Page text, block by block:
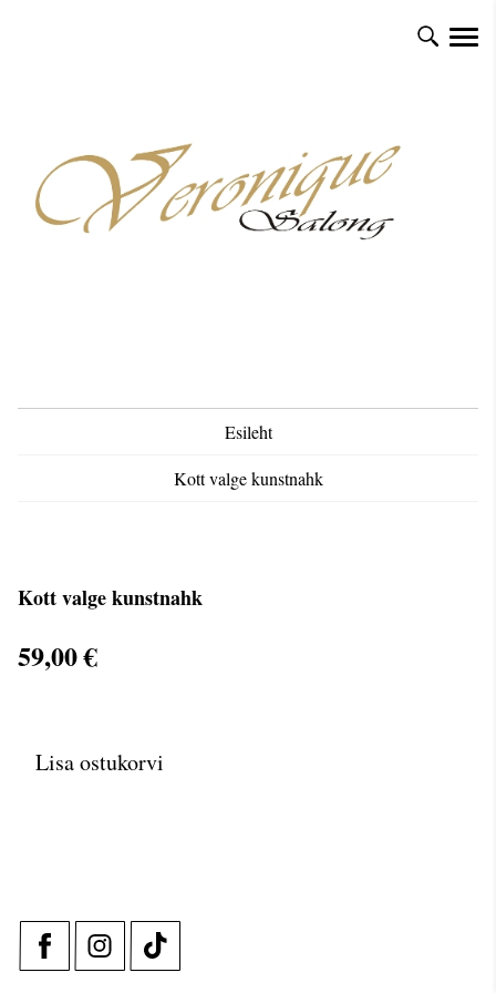
Esileht
Kott valge kunstnahk
Kott valge kunstnahk
59,00 €
Lisa ostukorvi